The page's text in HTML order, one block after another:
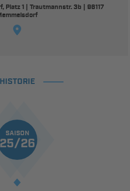
Platz 1 | Trautmannstr. 3b | 96117
HISTORIE
SAISON
25/26